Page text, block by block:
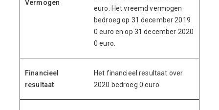
Vermogen
euro. Het vreemd vermogen
bedroeg op 31 december 2019
0 euro en op 31 december 2020
0 euro.
Financieel
resultaat
Het financieel resultaat over
2020 bedroeg 0 euro.